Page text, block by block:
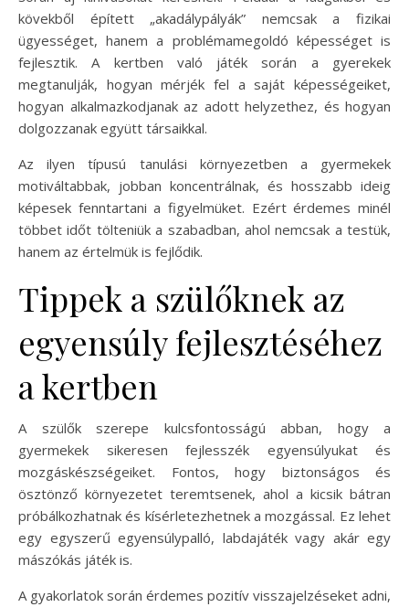
kövekből épített „akadálypályák” nemcsak a fizikai
ügyességet, hanem a problémamegoldó képességet is
fejlesztik. A kertben való játék során a gyerekek
megtanulják, hogyan mérjék fel a saját képességeiket,
hogyan alkalmazkodjanak az adott helyzethez, és hogyan
dolgozzanak együtt társaikkal.
Az ilyen típusú tanulási környezetben a gyermekek
motiváltabbak, jobban koncentrálnak, és hosszabb ideig
képesek fenntartani a figyelmüket. Ezért érdemes minél
többet időt tölteniük a szabadban, ahol nemcsak a testük,
hanem az értelmük is fejlődik.
Tippek a szülőknek az
egyensúly fejlesztéséhez
a kertben
A szülők szerepe kulcsfontosságú abban, hogy a
gyermekek sikeresen fejlesszék egyensúlyukat és
mozgáskészségeiket. Fontos, hogy biztonságos és
ösztönző környezetet teremtsenek, ahol a kicsik bátran
próbálkozhatnak és kísérletezhetnek a mozgással. Ez lehet
egy egyszerű egyensúlypalló, labdajáték vagy akár egy
mászókás játék is.
A gyakorlatok során érdemes pozitív visszajelzéseket adni,